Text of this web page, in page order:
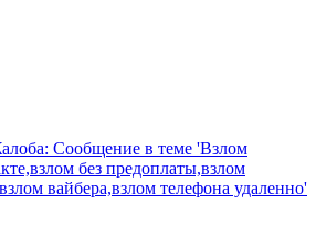
Сообщение в теме 'Взлом
без предоплаты,взлом
вайбера,взлом телефона удаленно'